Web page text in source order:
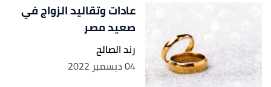
عادات وتقاليد الزواج في
صعيد مصر
رند الصالح
04 ديسمبر 2022